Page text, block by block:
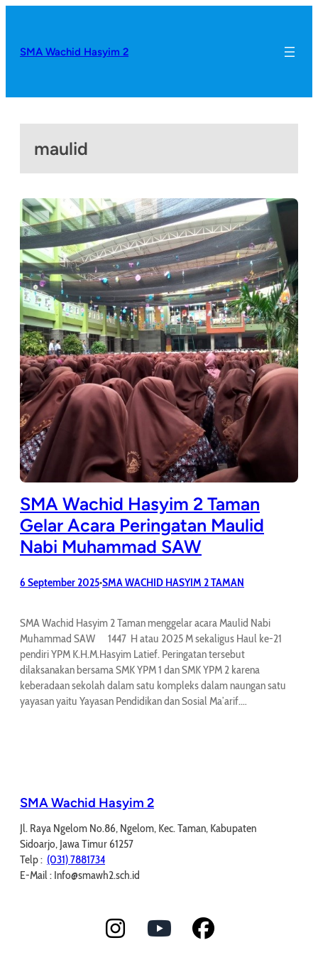
SMA Wachid Hasyim 2
maulid
SMA Wachid Hasyim 2 Taman
Gelar Acara Peringatan Maulid
Nabi Muhammad SAW
6 September 2025•SMA WACHID HASYIM 2 TAMAN
SMA Wachid Hasyim 2 Taman menggelar acara Maulid Nabi
Muhammad SAW 1447 H atau 2025 M sekaligus Haul ke-21
pendiri YPM K.H.M.Hasyim Latief. Peringatan tersebut
dilaksanakan bersama SMK YPM 1 dan SMK YPM 2 karena
keberadaan sekolah dalam satu kompleks dalam naungan satu
yayasan yaitu Yayasan Pendidikan dan Sosial Ma’arif.…
SMA Wachid Hasyim 2
Jl. Raya Ngelom No.86, Ngelom, Kec. Taman, Kabupaten
Sidoarjo, Jawa Timur 61257
Telp : (031) 7881734
E-Mail : Info@smawh2.sch.id